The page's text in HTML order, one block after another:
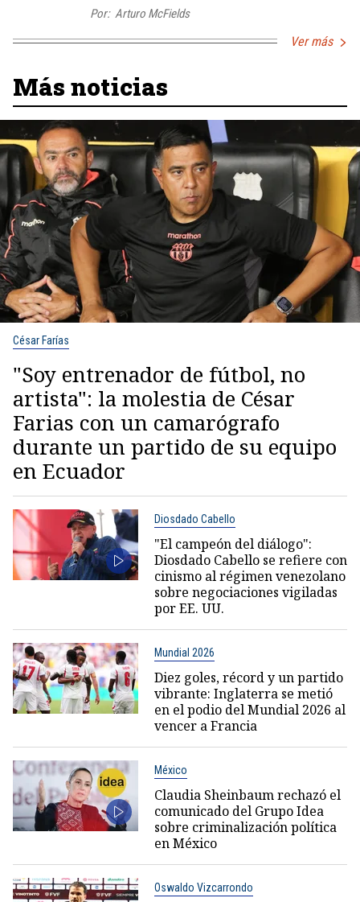
Por: Arturo McFields
Ver más
Más noticias
César Farías
"Soy entrenador de fútbol, no
artista": la molestia de César
Farias con un camarógrafo
durante un partido de su equipo
en Ecuador
Diosdado Cabello
"El campeón del diálogo":
Diosdado Cabello se refiere con
cinismo al régimen venezolano
sobre negociaciones vigiladas
por EE. UU.
Mundial 2026
Diez goles, récord y un partido
vibrante: Inglaterra se metió
en el podio del Mundial 2026 al
vencer a Francia
México
Claudia Sheinbaum rechazó el
comunicado del Grupo Idea
sobre criminalización política
en México
Oswaldo Vizcarrondo